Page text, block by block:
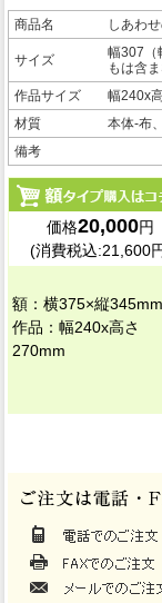
商品名 しあわ
サイズ
幅307（
もは含ま
作品サイズ
幅240x
材質
本体-布
備考
価格20,000円
(消費税込:21,600
額：横375×縦345mm
作品：幅240x高さ
270mm